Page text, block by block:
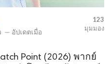
— อัปเดตเมื่อ
123
มุมมอง
Point (2026) พากย์